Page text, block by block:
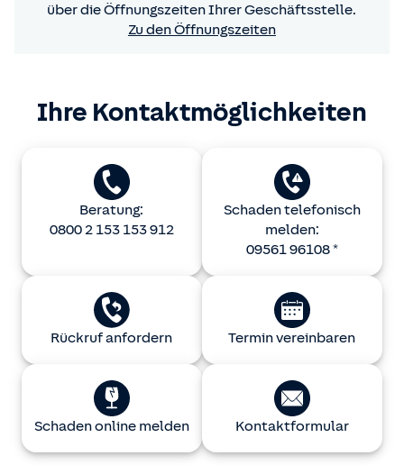
über die Öffnungszeiten Ihrer Geschäftsstelle.
Zu den Öffnungszeiten
Ihre Kontaktmöglichkeiten
Beratung:
0800 2 153 153 912
Schaden telefonisch
melden:
09561 96108 *
Rückruf anfordern Termin vereinbaren
Schaden online melden Kontaktformular